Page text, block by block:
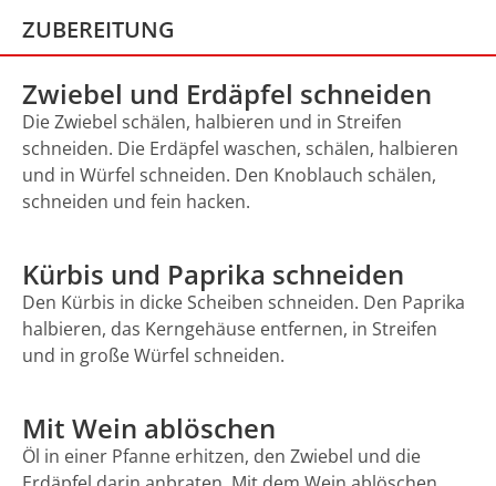
ZUBEREITUNG
Zwiebel und Erdäpfel schneiden
Die Zwiebel schälen, halbieren und in Streifen
schneiden. Die Erdäpfel waschen, schälen, halbieren
und in Würfel schneiden. Den Knoblauch schälen,
schneiden und fein hacken.
Kürbis und Paprika schneiden
Den Kürbis in dicke Scheiben schneiden. Den Paprika
halbieren, das Kerngehäuse entfernen, in Streifen
und in große Würfel schneiden.
Mit Wein ablöschen
Öl in einer Pfanne erhitzen, den Zwiebel und die